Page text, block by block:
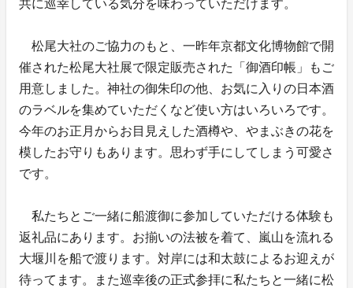
共に巡幸している気分を味わっていただけます。
松尾大社のご協力のもと、一昨年京都文化博物館で開
催された松尾大社展で限定販売された「御酒印帳」もご
用意しました。神社の御朱印の他、お気に入りの日本酒
のラベルを集めていただくなど使い方はいろいろです。
今年のお正月からお目見えした酒樽や、やまぶきの花を
模したお守りもあります。思わず手にしてしまう可愛さ
です。
私たちとご一緒に船渡御に参加していただける体験も
返礼品にあります。お揃いの法被を着て、嵐山を流れる
大堰川を船で渡ります。対岸には和太鼓によるお迎えが
待ってます。また巡幸後の正式参拝に私たちと一緒に松